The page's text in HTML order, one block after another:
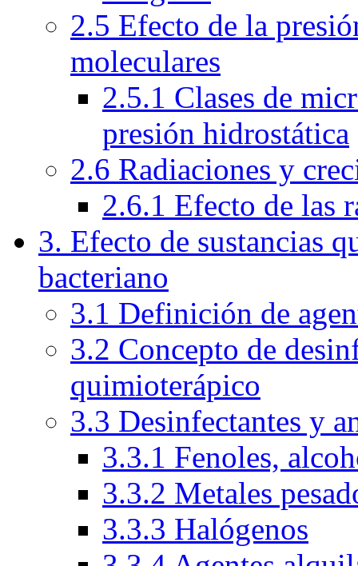
2.5 Efecto de la
moleculares
2.5.1 Clases de
presión hidrostática
2.6 Radiaciones y
2.6.1 Efecto de las
3. Efecto de sustancias
bacteriano
3.1 Definición de
3.2 Concepto de
quimioterápico
3.3 Desinfectantes y
3.3.1 Fenoles,
3.3.2 Metales
3.3.3 Halógenos